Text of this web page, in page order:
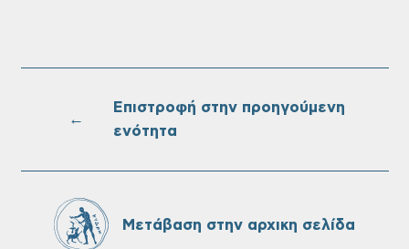
χρόνου σε υπηρεσίες καθαρισμού
σχολικών μονάδων
06/08 οι αιτήσεις
←
Επιστροφή στην προηγούμενη
ενότητα
Μετάβαση στην αρχικη σελίδα